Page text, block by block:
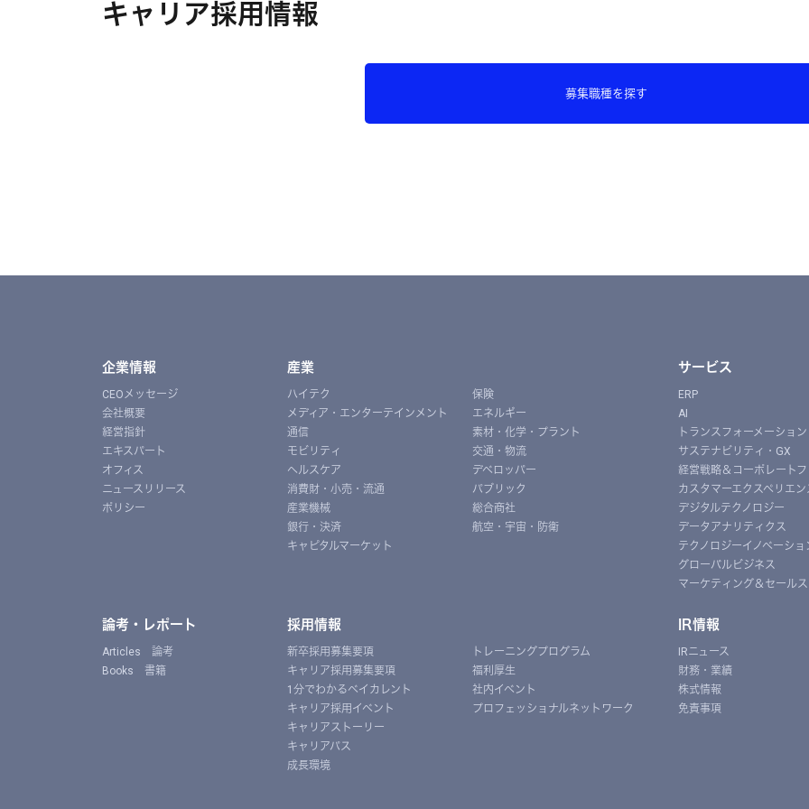
キャリア採用情報
募集職種を探す
企業情報
CEOメッセージ
会社概要
経営指針
エキスパート
オフィス
ニュースリリース
ポリシー
産業
ハイテク
メディア・エンターテインメント
通信
モビリティ
ヘルスケア
消費財・小売・流通
産業機械
銀行・決済
キャピタルマーケット
保険
エネルギー
素材・化学・プラント
交通・物流
デベロッパー
パブリック
総合商社
航空・宇宙・防衛
サービス
ERP
AI
トランスフォーメーション
サステナビリティ・GX
経営戦略＆コーポレート
カスタマーエクスペリエン
デジタルテクノロジー
データアナリティクス
テクノロジーイノベーショ
グローバルビジネス
マーケティング＆セールス
論考・レポート
Articles 論考
Books 書籍
採用情報
新卒採用募集要項
キャリア採用募集要項
1分でわかるベイカレント
キャリア採用イベント
キャリアストーリー
キャリアパス
成長環境
トレーニングプログラム
福利厚生
社内イベント
プロフェッショナルネットワーク
IR情報
IRニュース
財務・業績
株式情報
免責事項